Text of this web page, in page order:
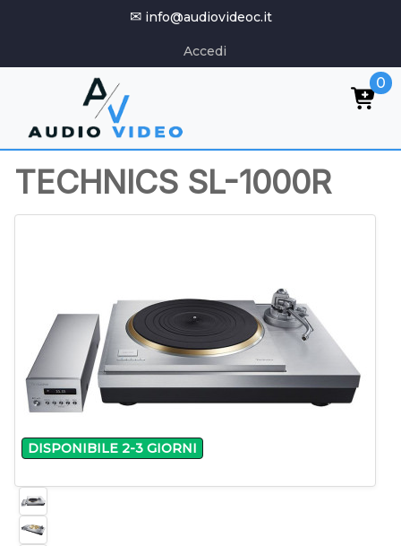
✉ info@audiovideoc.it
Accedi
0
TECHNICS SL-1000R
DISPONIBILE 2-3 GIORNI